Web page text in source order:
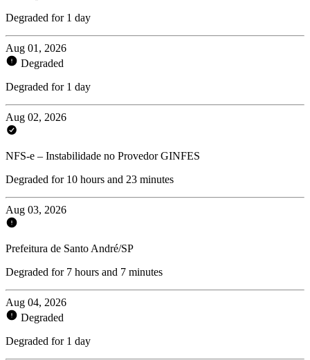
Degraded for 1 day
Aug 01, 2026
Degraded
Degraded for 1 day
Aug 02, 2026
NFS-e – Instabilidade no Provedor GINFES
Degraded for 10 hours and 23 minutes
Aug 03, 2026
Prefeitura de Santo André/SP
Degraded for 7 hours and 7 minutes
Aug 04, 2026
Degraded
Degraded for 1 day